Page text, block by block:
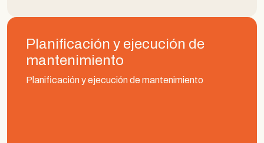
Planificación y ejecución de
mantenimiento
Planificación y ejecución de mantenimiento